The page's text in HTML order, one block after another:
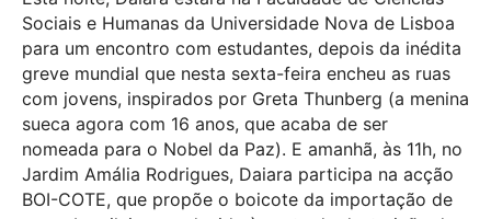
Sociais e Humanas da Universidade Nova de Lisboa
para um encontro com estudantes, depois da inédita
greve mundial que nesta sexta-feira encheu as ruas
com jovens, inspirados por Greta Thunberg (a menina
sueca agora com 16 anos, que acaba de ser
nomeada para o Nobel da Paz). E amanhã, às 11h, no
Jardim Amália Rodrigues, Daiara participa na acção
BOI-COTE, que propõe o boicote da importação de